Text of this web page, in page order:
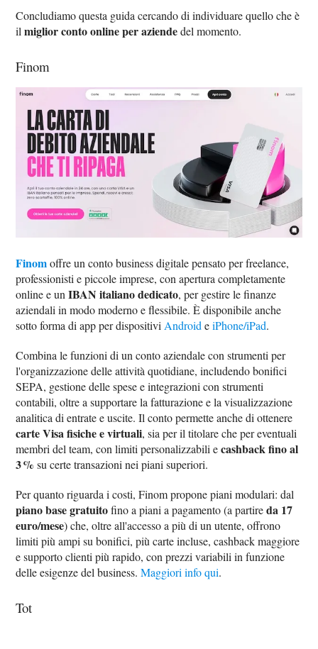
Concludiamo questa guida cercando di individuare quello che è
ilmiglior conto online per aziendedel momento.
Finom
Finomoffre un conto business digitale pensato per freelance,
professionisti e piccole imprese, con apertura completamente
online e unIBAN italiano dedicato, per gestire le finanze
aziendali in modo moderno e flessibile. È disponibile anche
sotto forma di app per dispositiviAndroideiPhone/iPad.
Combina le funzioni di un conto aziendale con strumenti per
l'organizzazione delle attività quotidiane, includendo bonifici
SEPA, gestione delle spese e integrazioni con strumenti
contabili, oltre a supportare la fatturazione e la visualizzazione
analitica di entrate e uscite. Il conto permette anche di ottenere
carte Visa fisiche e virtuali, sia per il titolare che per eventuali
membri del team, con limiti personalizzabili ecashback fino al
3 % su certe transazioni nei piani superiori.
Per quanto riguarda i costi, Finom propone piani modulari: dal
piano base gratuitofino a piani a pagamento (a partireda 17
euro/mese) che, oltre all'accesso a più di un utente, offrono
limiti più ampi su bonifici, più carte incluse, cashback maggiore
e supporto clienti più rapido, con prezzi variabili in funzione
delle esigenze del business.Maggiori info qui.
Tot